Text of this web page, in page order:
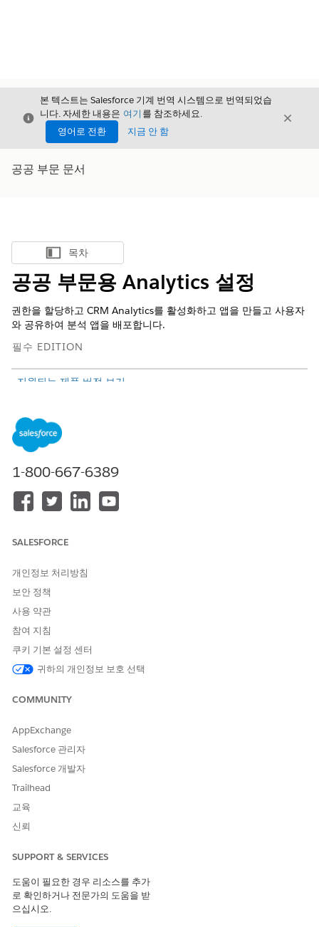
닫기
본 텍스트는 Salesforce 기계 번역 시스템으로 번역되었습
니다. 자세한 내용은 여기 를 참조하세요.
영어로 전환
지금 안 함
닫기
공공 부문 문서
목차 표시
목차
공공 부문용 Analytics 설정
권한을 할당하고 CRM Analytics를 활성화하고 앱을 만들고 사용자
와 공유하여 분석 앱을 배포합니다.
필수 EDITION
지원되는 제품 버전 보기
공공 부문에서 Analytics에 대한 관리자 권한 할당
관리자가 분석 앱을 만들고 관리할 수 있습니다.
공공 부문에서 Analytics에 대한 사용자 권한 할당
공공 부문에서 Analytics 활성화
활성화합니다.
공공 부문(기존의 공공 부문 솔루션)에서 라이센스, 허가, 검사
분석이 사용하는 데이터를 이해합니다.
Caseworker Productivity Analytics의 데이터 요구 사항
사례담당자 생산성 분석이 공공 부문(기존의 공공 부문 솔루션)
조직에서 사용하는 데이터를 이해합니다.
라이센스, 허가, 검사 분석에 대한 필드 수준 보안 설정
석에서 사용하는 필드에 대한 액세스 권한을 부여합니다.
라이센스, 허가, 검사 분석 앱 만들기 및 공유
라이센스, 허가, 검사용 Analytics 템플릿에서 앱을 만들고 공공
부문 사용자(기존의 공공 부문 솔루션)와 앱을 공유합니다.
안내 설정을 사용하여 Caseworker Productivity Analytics 앱
설치
안내 설정을 사용하여 사례담당자 생산성 분석 앱을 설치하고
공공 부문(기존의 공공 부문 솔루션): 혜택 관리 앱에 작업 부하
Lightning 페이지에 라이센스, 허가, 검사 분석 추가
공공 부문의 Lightning 페이지(기존 공공 부문 솔루션)에 분석
앱의 대시보드를 추가하여 사용자에게 라이센스, 허가, 검사 분
석에 대한 가시성을 제공합니다.
1-800-667-6389
SALESFORCE
개인정보 처리방침
보안 정책
사용 약관
참여 지침
쿠키 기본 설정 센터
귀하의 개인정보 보호 선택
COMMUNITY
AppExchange
Salesforce 관리자
Salesforce 개발자
Trailhead
교육
신뢰
SUPPORT & SERVICES
도움이 필요한 경우 리소스를 추가
로 확인하거나 전문가의 도움을 받
으십시오.